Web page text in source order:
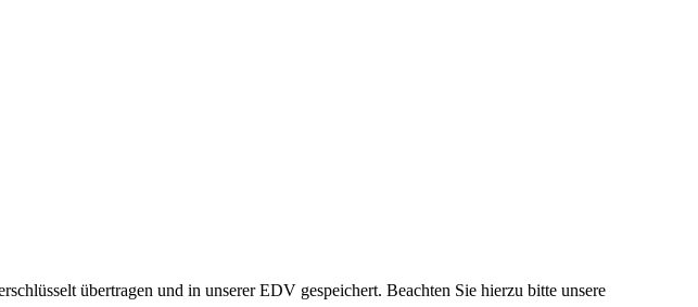
übertragen und in unserer EDV gespeichert. Beachten Sie hierzu bitte unsere